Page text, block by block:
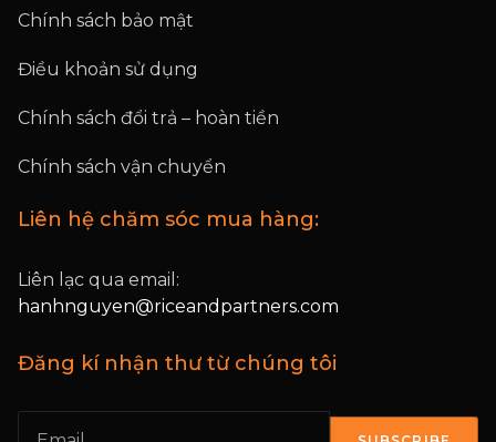
Chính sách bảo mật
Điều khoản sử dụng
Chính sách đổi trả – hoàn tiền
Chính sách vận chuyển
Liên hệ chăm sóc mua hàng:
Liên lạc qua email:
hanhnguyen@riceandpartners.com
Đăng kí nhận thư từ chúng tôi